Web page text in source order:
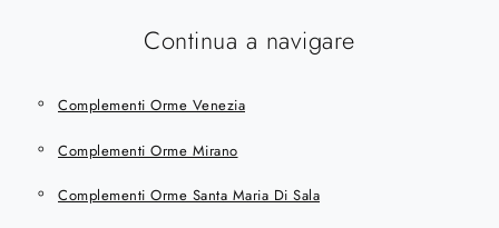
Continua a navigare
Complementi Orme Venezia
Complementi Orme Mirano
Complementi Orme Santa Maria Di Sala